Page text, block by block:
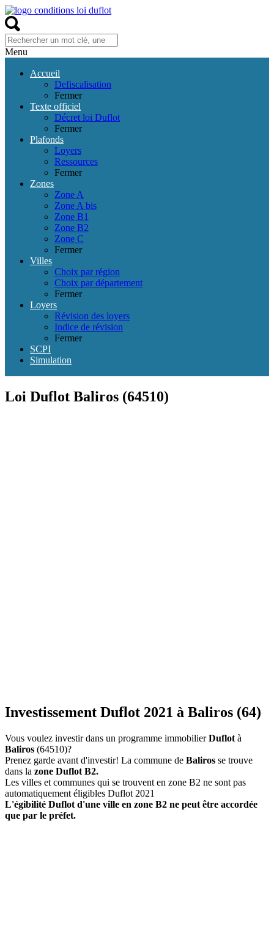
Menu
Accueil
Defiscalisation
Fermer
Texte officiel
Décret loi Duflot
Fermer
Plafonds
Loyers
Ressources
Fermer
Zones
Zone A
Zone A bis
Zone B1
Zone B2
Zone C
Fermer
Villes
Choix par région
Choix par département
Fermer
Loyers
Révision des loyers
Indice de révision
Fermer
SCPI
Simulation
Loi Duflot Baliros (64510)
Investissement Duflot 2021 à Baliros (64)
Vous voulez investir dans un programme immobilierDuflot à
Baliros (64510)?
Prenez garde avant d'investir! La commune de Baliros se trouve
dans la zone Duflot B2.
Les villes et communes qui se trouvent en zone B2 ne sont pas
automatiquement éligibles Duflot 2021
L'égibilité Duflot d'une ville en zone B2 ne peut être accordée
que par le préfet.